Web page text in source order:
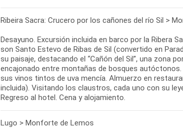
Ribeira Sacra: Crucero por los cañones del río Sil >
Desayuno. Excursión incluida en barco por la Ribera
son Santo Estevo de Ribas de Sil (convertido en
su paisaje, destacando el “Cañón del Sil”, una zona
encajonado entre montañas de bosques autóctonos.
sus vinos tintos de uva mencía. Almuerzo en
incluida). Visitando los claustros, cada uno con su
Regreso al hotel. Cena y alojamiento.
Lugo > Monforte de Lemos